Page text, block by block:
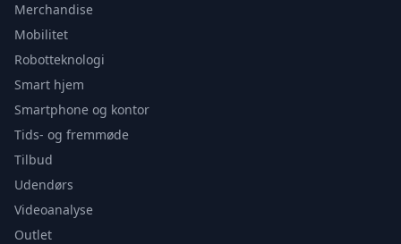
Merchandise
Mobilitet
Robotteknologi
Smart hjem
Smartphone og kontor
Tids- og fremmøde
Tilbud
Udendørs
Videoanalyse
Outlet